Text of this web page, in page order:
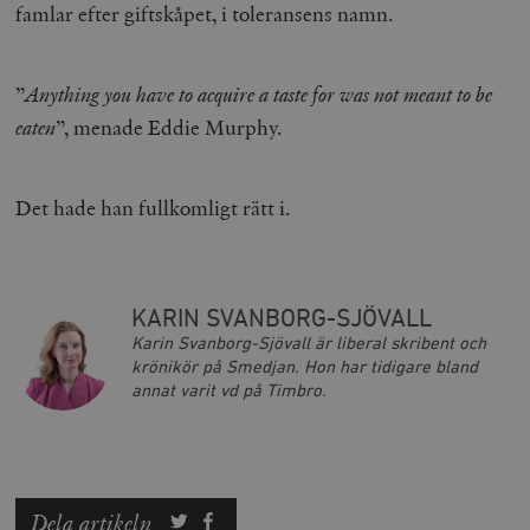
famlar efter giftskåpet, i toleransens namn.
”Anything you have to acquire a taste for was not meant to be
eaten”, menade Eddie Murphy.
Det hade han fullkomligt rätt i.
KARIN SVANBORG-SJÖVALL
Karin Svanborg-Sjövall är liberal skribent och
krönikör på Smedjan. Hon har tidigare bland
annat varit vd på Timbro.
Dela artikeln
kärnwebbplatsfunktioner som användarinloggning
och kontohantering. Webbplatsen kan inte användas
ordentligt utan strikt nödvändiga cookies.
woocommerce_cart_hash
_hjFirstSeen
Hotjar Ltd